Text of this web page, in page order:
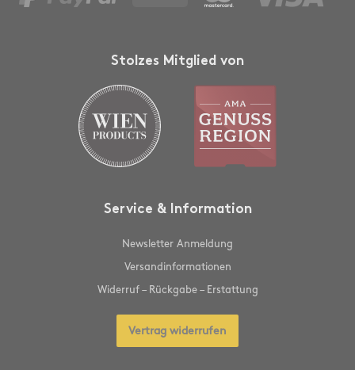
Stolzes Mitglied von
Service & Information
Newsletter Anmeldung
Versandinformationen
Widerruf – Rückgabe – Erstattung
Vertrag widerrufen